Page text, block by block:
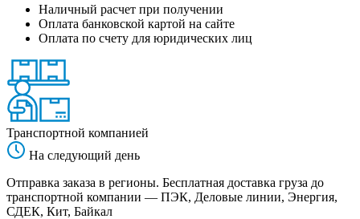
Наличный расчет при получении
Оплата банковской картой на сайте
Оплата по счету для юридических лиц
Транспортной компанией
На следующий день
Отправка заказа в регионы. Бесплатная доставка груза до
транспортной компании — ПЭК, Деловые линии, Энергия,
СДЕК, Кит, Байкал